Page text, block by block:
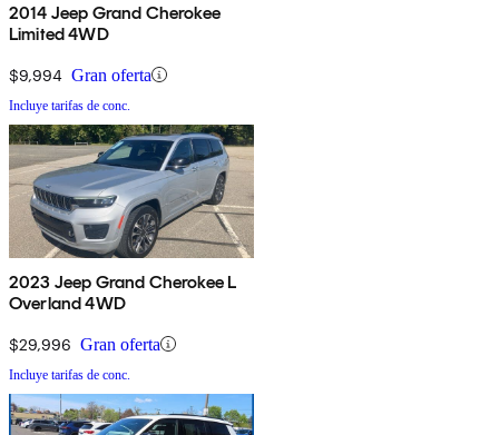
2014 Jeep Grand Cherokee
Limited 4WD
$9,994 Gran oferta
Incluye tarifas de conc.
2023 Jeep Grand Cherokee L
Overland 4WD
$29,996 Gran oferta
Incluye tarifas de conc.